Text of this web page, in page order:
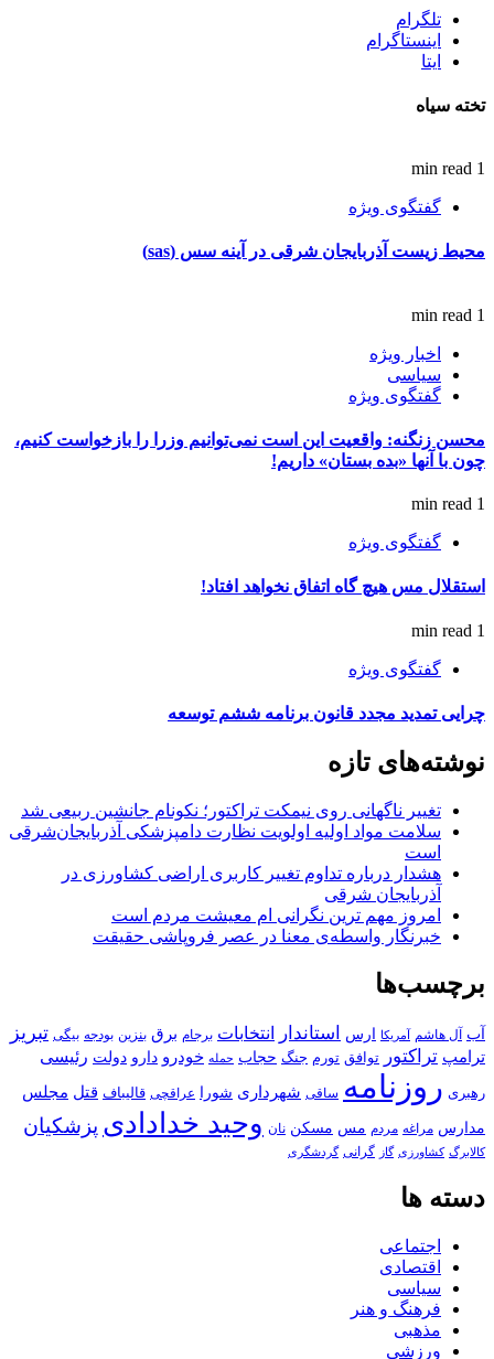
تلگرام
اینستاگرام
ایتا
تخته سیاه
1 min read
گفتگوی ویژه
محیط زیست آذربایجان شرقی در آینه سس (sas)
1 min read
اخبار ویژه
سیاسی
گفتگوی ویژه
محسن زنگنه: واقعیت این است نمی‌توانیم وزرا را بازخواست کنیم،
چون با آنها «بده بستان» داریم!
1 min read
گفتگوی ویژه
استقلال مس هیچ گاه اتفاق نخواهد افتاد!
1 min read
گفتگوی ویژه
چرایی تمدید مجدد قانون برنامه ششم توسعه
نوشته‌های تازه
تغییر ناگهانی روی نیمکت تراکتور؛ نکونام جانشین ربیعی شد
سلامت مواد اولیه اولویت نظارت دامپزشکی آذربایجان‌شرقی
است
هشدار درباره تداوم تغییر کاربری اراضی کشاورزی در
آذربایجان شرقی
امروز مهم‌ ترین نگرانی‌ ام معیشت مردم است
خبرنگار واسطه‌ی معنا در عصر فروپاشی حقیقت
برچسب‌ها
آب آل هاشم آمریکا ارس استاندار انتخابات برجام برق بنزین بودجه بیگی تبریز
ترامپ تراکتور توافق تورم جنگ حجاب حمله خودرو دارو دولت رئیسی
رهبری روزنامه ساقی شهرداری شورا عراقچی قالیباف قتل مجلس
مدارس مراغه مردم مس مسکن نان وحید خدادادی پزشکیان
کالابرگ کشاورزی گاز گرانی گردشگری
دسته ها
اجتماعی
اقتصادی
سیاسی
فرهنگ و هنر
مذهبی
ورزشی